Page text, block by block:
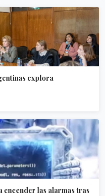
explora
encender las alarmas tras